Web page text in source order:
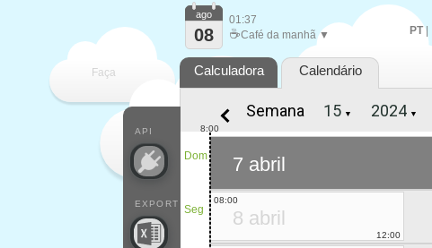
Faça
cada
PT|
API
EXPORT
ago
08
01:37
☕Café da manhã ▼
Calculadora Calendário
Semana ▼ ▼
Dom
Seg
8:00
7 abril
8 abril
08:00
12:00